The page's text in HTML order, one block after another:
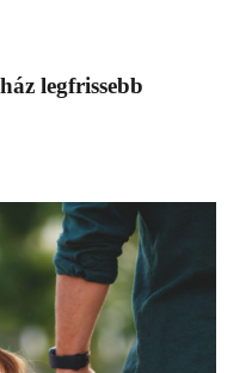
legfrissebb